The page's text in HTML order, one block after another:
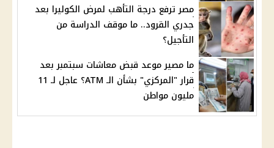
مصر ترفع درجة التأهب لمرض الكوليرا بعد
جدري القرود.. ما موقف الدراسة من
التأجيل؟
ما مصير موعد قبض معاشات سبتمبر بعد
قرار "المركزي" بشأن الـ ATM؟ عاجل لـ 11
مليون مواطن